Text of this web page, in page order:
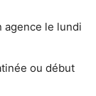
agence le lundi
ou début